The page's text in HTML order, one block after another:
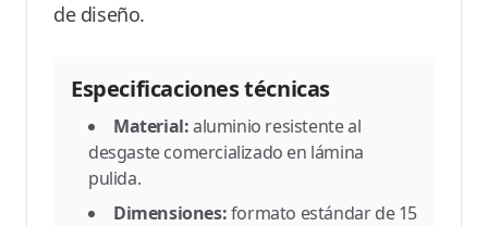
de diseño.
Especificaciones técnicas
Material:aluminio resistente al
desgaste comercializado en lámina
pulida.
Dimensiones:formato estándar de 15